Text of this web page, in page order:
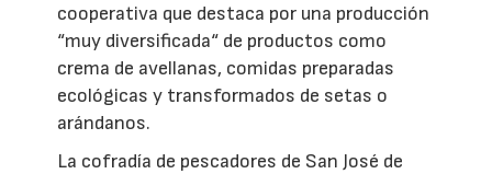
cooperativa que destaca por una producción
“muy diversificada“ de productos como
crema de avellanas, comidas preparadas
ecológicas y transformados de setas o
arándanos.
La cofradía de pescadores de San José de